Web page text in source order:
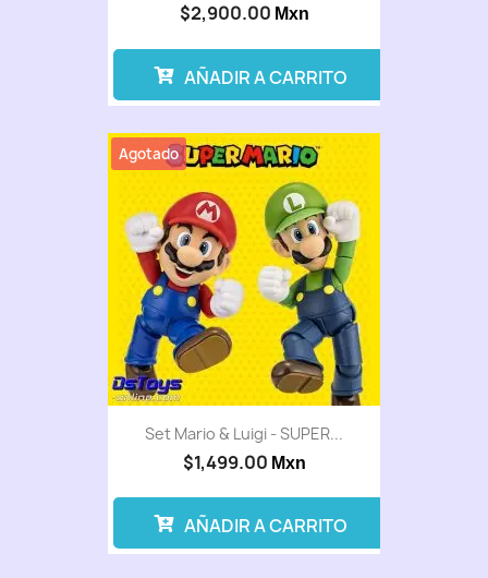
$2,900.00 Mxn
AÑADIR A CARRITO
Set Mario & Luigi - SUPER...
$1,499.00 Mxn
Agotado
AÑADIR A CARRITO